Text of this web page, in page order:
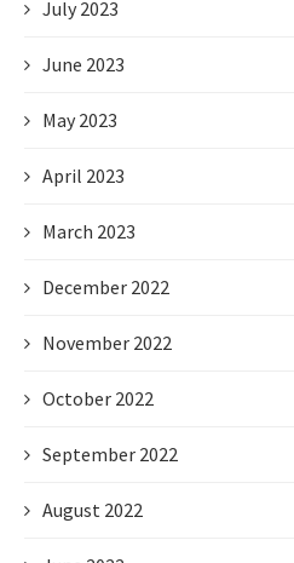
July 2023
June 2023
May 2023
April 2023
March 2023
December 2022
November 2022
October 2022
September 2022
August 2022